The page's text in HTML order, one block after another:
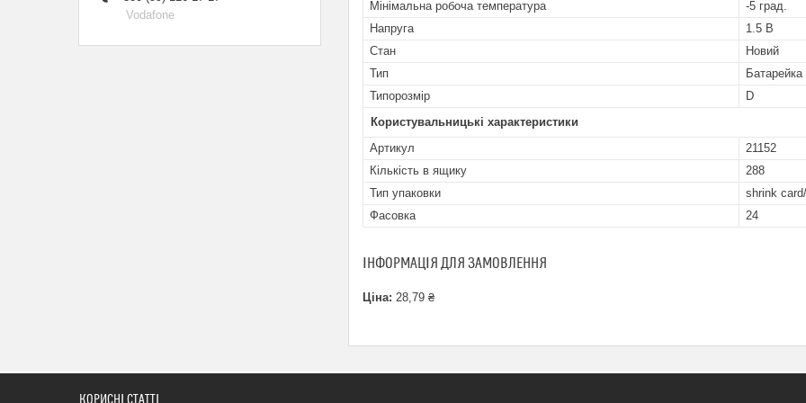
Мінімальна робоча температура
-5 град.
Напруга
1.5 В
Стан
Новий
Тип
Батарейка
Типорозмір
D
Користувальницькі характеристики
Артикул
21152
Кількість в ящику
288
Тип упаковки
shrink
Фасовка
24
ІНФОРМАЦІЯ ДЛЯ ЗАМОВЛЕННЯ
Ціна: 28,79 ₴
Vodafone
КОРИСНІ СТАТТІ